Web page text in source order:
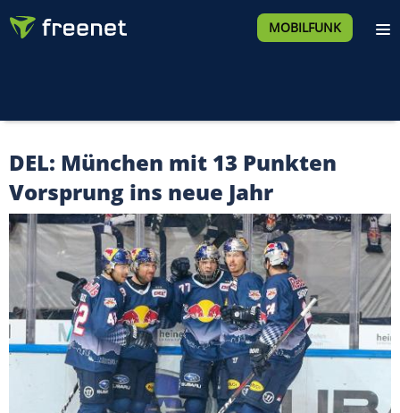
MOBILFUNK
DEL: München mit 13 Punkten
Vorsprung ins neue Jahr